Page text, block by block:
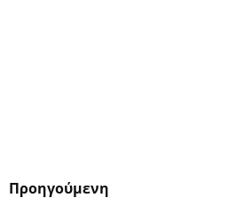
Προηγούμενη